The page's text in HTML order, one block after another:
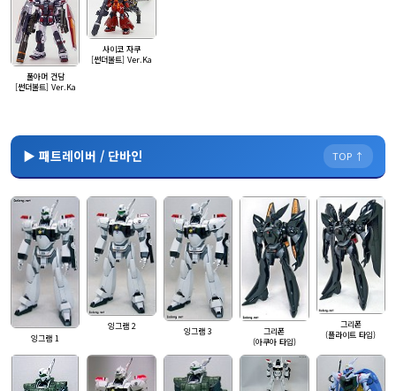
풀아머 건담
[썬더볼트] Ver.Ka
사이코 자쿠
[썬더볼트] Ver.Ka
▶ 패트레이버 / 단바인 TOP ↑
잉그램 1
잉그램 2 잉그램 3
그리폰
(아쿠아 타입)
그리폰
(플라이트 타입)